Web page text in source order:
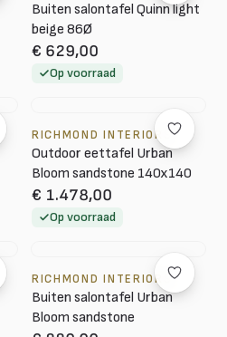
Buiten salontafel Quinn light
beige 86Ø
€ 629,00
Op voorraad
RICHMOND INTERIORS
Outdoor eettafel Urban
Bloom sandstone 140x140
€ 1.478,00
Op voorraad
RICHMOND INTERIORS
Buiten salontafel Urban
Bloom sandstone